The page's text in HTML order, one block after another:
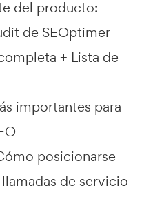
del producto:
de SEOptimer
+ Lista de
importantes para
posicionarse
de servicio